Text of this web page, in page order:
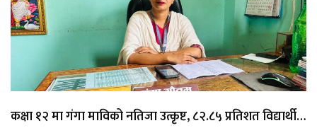
कक्षा १२ मा गंगा माविको नतिजा उत्कृष्ट, ८२.८५ प्रतिशत विद्यार्थी…